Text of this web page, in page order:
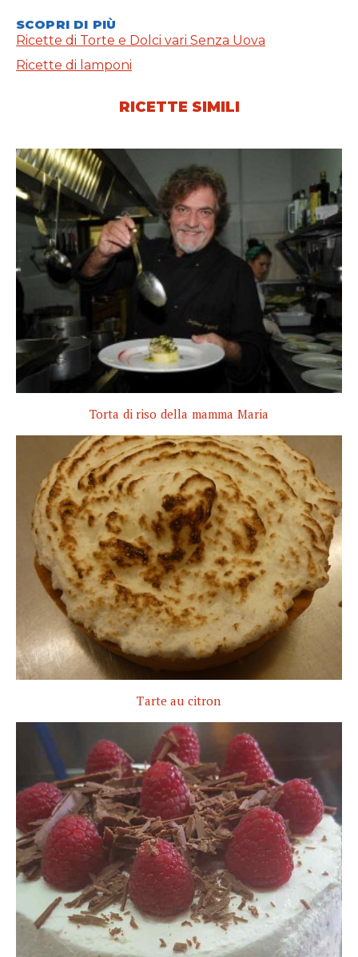
SCOPRI DI PIÙ
Ricette di Torte e Dolci vari Senza Uova
Ricette di lamponi
RICETTE SIMILI
Torta di riso della mamma Maria
Tarte au citron